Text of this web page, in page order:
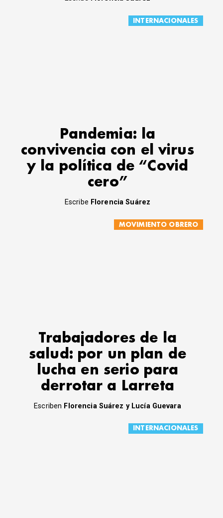
INTERNACIONALES
Pandemia: la
convivencia con el virus
y la política de “Covid
cero”
Escribe Florencia Suárez
MOVIMIENTO OBRERO
Trabajadores de la
salud: por un plan de
lucha en serio para
derrotar a Larreta
Escriben Florencia Suárez y Lucía Guevara
INTERNACIONALES